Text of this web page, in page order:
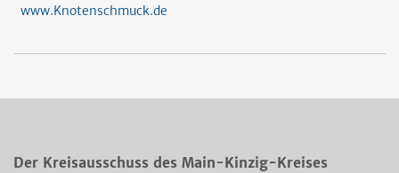
www.Knotenschmuck.de
Der Kreisausschuss des Main-Kinzig-Kreises